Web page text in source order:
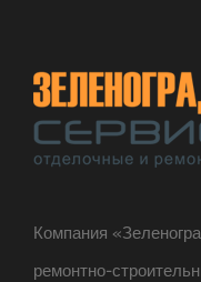
Компания
ремонтно-